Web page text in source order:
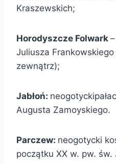
Kraszewskich;
Horodyszcze Folwark
Juliusza
zewnątrz);
Jabłoń:
Augusta Zamoyskiego.
Parczew: neogotycki
początku XX w. pw. św.